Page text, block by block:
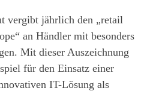
vergibt jährlich den „retail
an Händler mit besonders
Mit dieser Auszeichnung
für den Einsatz einer
IT-Lösung als